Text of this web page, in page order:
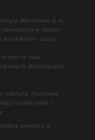
Warszawa S.A.
formularzu w celach
i usług.
mail w celu
dotyczących
telefonu (rozmowa
handlowych i
wycofać w